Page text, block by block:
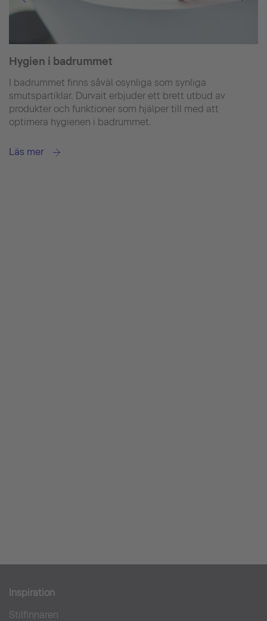
Hygien i badrummet
I badrummet finns såväl osynliga som synliga
smutspartiklar. Durvait erbjuder ett brett utbud av
produkter och funktioner som hjälper till med att
optimera hygienen i badrummet.
Läs mer
Inspiration
Stilfinnaren